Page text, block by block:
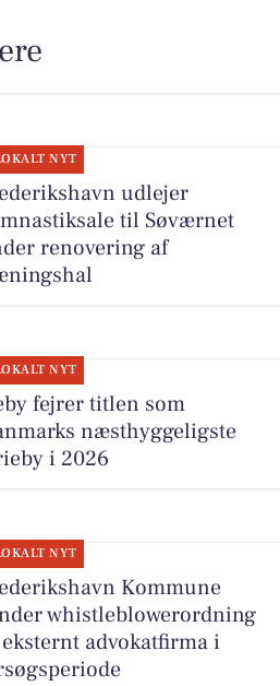
NYT
udlejer
til Søværnet
renovering af
NYT
fejrer titlen som
næsthyggeligste
i 2026
NYT
Kommune
whistleblowerordning
advokatfirma i